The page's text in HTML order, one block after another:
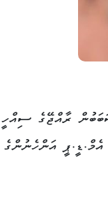
ރާއްޖޭގެ ސިއްހީ